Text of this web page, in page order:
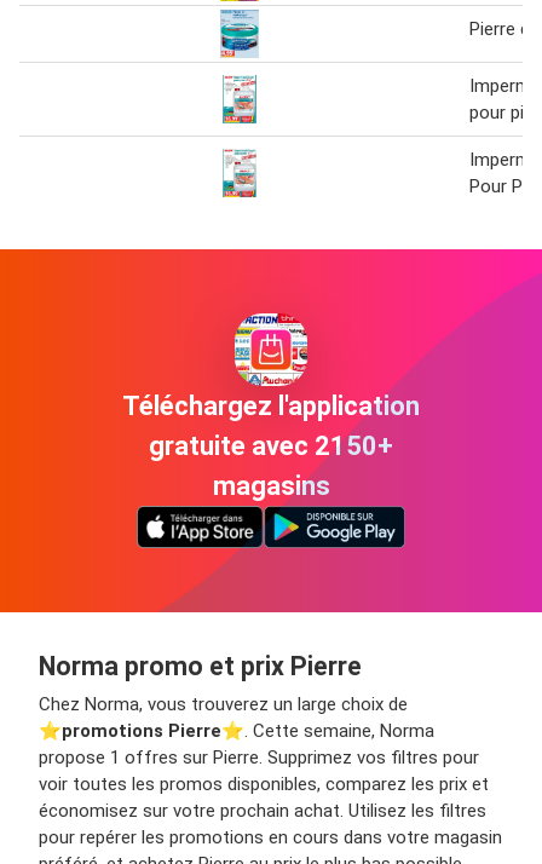
Pierre
pour
Pour
Téléchargez l'application
gratuite avec 2150+
magasins
Norma promo et prix Pierre
Chez Norma, vous trouverez un large choix de
⭐️promotions Pierre⭐️. Cette semaine, Norma
propose 1 offres sur Pierre. Supprimez vos filtres pour
voir toutes les promos disponibles, comparez les prix et
économisez sur votre prochain achat. Utilisez les filtres
pour repérer les promotions en cours dans votre magasin